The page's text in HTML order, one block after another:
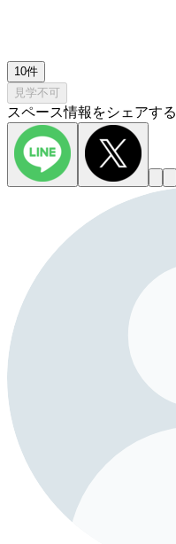
10件
見学不可
スペース情報をシェアする